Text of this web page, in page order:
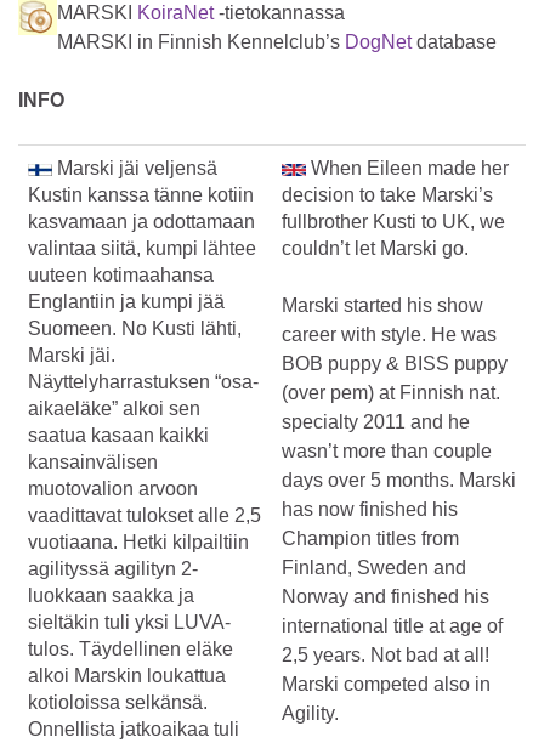
MARSKI KoiraNet-tietokannassa
MARSKI in Finnish Kennelclub’s DogNetdatabase
INFO
Marski jäi veljensä
Kustin kanssa tänne kotiin
kasvamaan ja odottamaan
valintaa siitä, kumpi lähtee
uuteen kotimaahansa
Englantiin ja kumpi jää
Suomeen. No Kusti lähti,
Marski jäi.
Näyttelyharrastuksen “osa-
aikaeläke” alkoi sen
saatua kasaan kaikki
kansainvälisen
muotovalion arvoon
vaadittavat tulokset alle 2,5
vuotiaana. Hetki kilpailtiin
agilityssä agilityn 2-
luokkaan saakka ja
sieltäkin tuli yksi LUVA-
tulos. Täydellinen eläke
alkoi Marskin loukattua
kotioloissa selkänsä.
Onnellista jatkoaikaa tuli
When Eileen made her
decision to take Marski’s
fullbrother Kusti to UK, we
couldn’t let Marski go.
Marski started his show
career with style. He was
BOB puppy & BISS puppy
(over pem) at Finnish nat.
specialty 2011 and he
wasn’t more than couple
days over 5 months. Marski
has now finished his
Champion titles from
Finland, Sweden and
Norway and finished his
international title at age of
2,5 years. Not bad at all!
Marski competed also in
Agility.